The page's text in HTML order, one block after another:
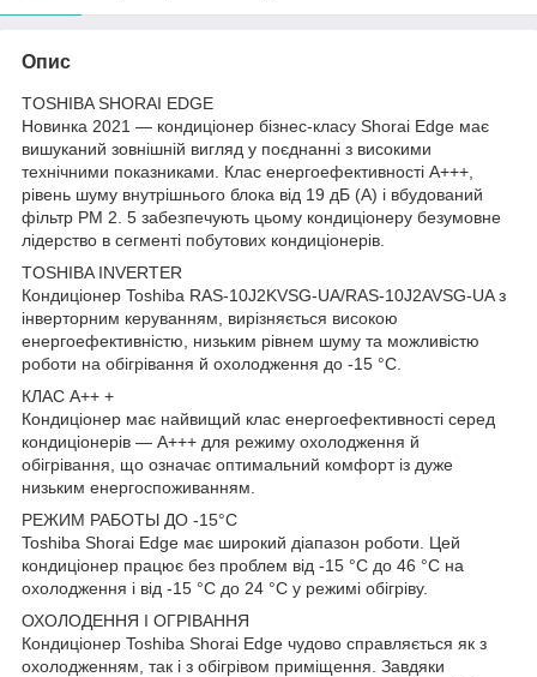
Опис
TOSHIBA SHORAI EDGE
Новинка 2021 — кондиціонер бізнес-класу Shorai Edge має
вишуканий зовнішній вигляд у поєднанні з високими
технічними показниками. Клас енергоефективності А+++,
рівень шуму внутрішнього блока від 19 дБ (А) і вбудований
фільтр PM 2. 5 забезпечують цьому кондиціонеру безумовне
лідерство в сегменті побутових кондиціонерів.
TOSHIBA INVERTER
Кондиціонер Toshiba RAS-10J2KVSG-UA/RAS-10J2AVSG-UA з
інверторним керуванням, вирізняється високою
енергоефективністю, низьким рівнем шуму та можливістю
роботи на обігрівання й охолодження до -15 °C.
КЛАС А++ +
Кондиціонер має найвищий клас енергоефективності серед
кондиціонерів — A+++ для режиму охолодження й
обігрівання, що означає оптимальний комфорт із дуже
низьким енергоспоживанням.
РЕЖИМ РАБОТЫ ДО -15°С
Toshiba Shorai Edge має широкий діапазон роботи. Цей
кондиціонер працює без проблем від -15 °C до 46 °C на
охолодження і від -15 °C до 24 °C у режимі обігріву.
ОХОЛОДЕННЯ І ОГРІВАННЯ
Кондиціонер Toshiba Shorai Edge чудово справляється як з
охолодженням, так і з обігрівом приміщення. Завдяки